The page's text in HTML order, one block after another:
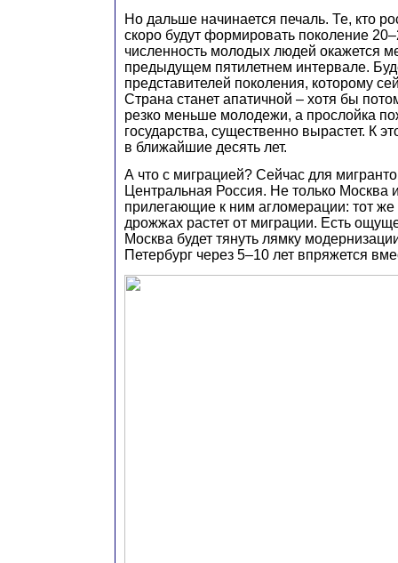
Но дальше начинается печаль. Те, кто
скоро будут формировать поколение
численность молодых людей окажется
предыдущем пятилетнем интервале.
представителей поколения, которому
Страна станет апатичной – хотя бы
резко меньше молодежи, а прослойка
государства, существенно вырастет. К
в ближайшие десять лет.
А что с миграцией? Сейчас для
Центральная Россия. Не только Москва
прилегающие к ним агломерации: тот же
дрожжах растет от миграции. Есть
Москва будет тянуть лямку
Петербург через 5–10 лет впряжется